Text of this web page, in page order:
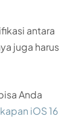
antara
juga harus
Anda
iOS 16